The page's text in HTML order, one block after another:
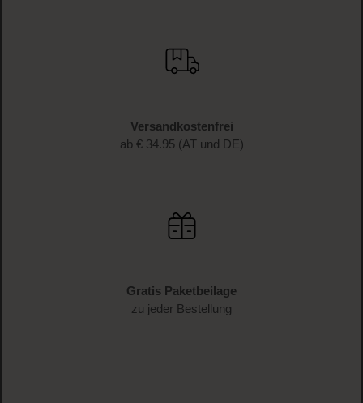
Versandkostenfrei
ab € 34.95 (AT und DE)
Gratis Paketbeilage
zu jeder Bestellung